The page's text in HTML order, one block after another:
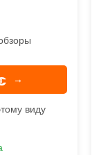
→
виду